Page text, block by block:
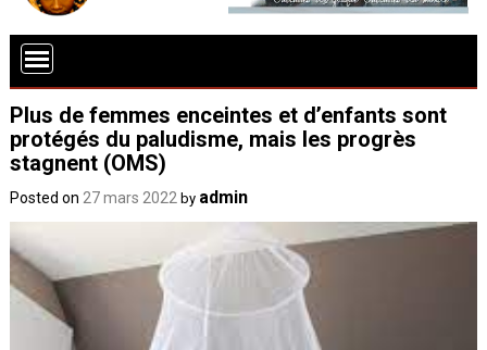
Plus de femmes enceintes et d’enfants sont
protégés du paludisme, mais les progrès
stagnent (OMS)
Posted on 27 mars 2022 by admin